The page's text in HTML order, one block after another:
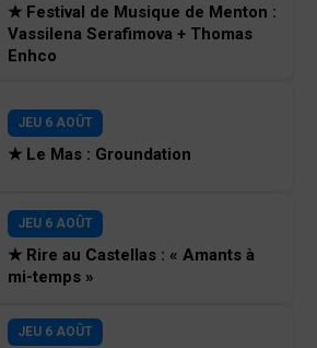
★ Festival de Musique de Menton :
Vassilena Serafimova + Thomas
Enhco
JEU 6 AOÛT
★ Le Mas : Groundation
JEU 6 AOÛT
★ Rire au Castellas : « Amants à
mi-temps »
JEU 6 AOÛT